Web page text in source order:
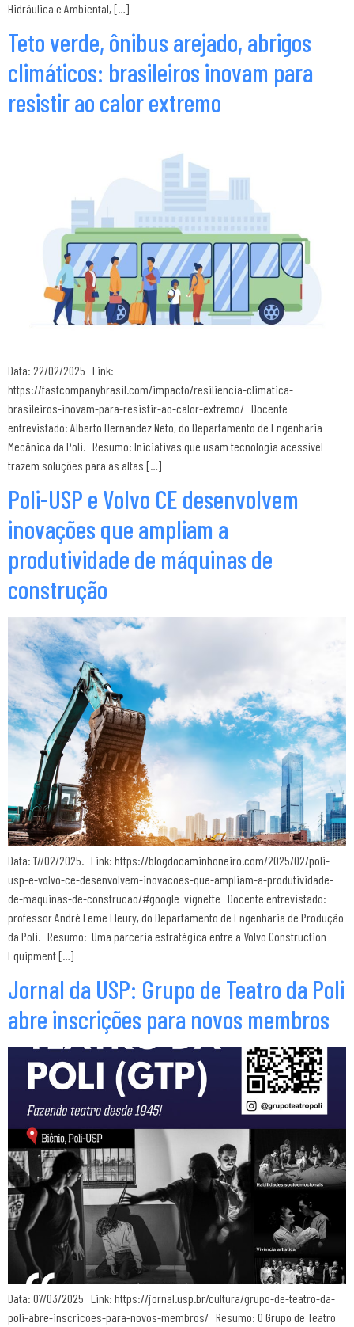
Hidráulica e Ambiental, […]
Teto verde, ônibus arejado, abrigos
climáticos: brasileiros inovam para
resistir ao calor extremo
Data: 22/02/2025 Link:
https://fastcompanybrasil.com/impacto/resiliencia-climatica-
brasileiros-inovam-para-resistir-ao-calor-extremo/ Docente
entrevistado: Alberto Hernandez Neto, do Departamento de Engenharia
Mecânica da Poli. Resumo: Iniciativas que usam tecnologia acessível
trazem soluções para as altas […]
Poli-USP e Volvo CE desenvolvem
inovações que ampliam a
produtividade de máquinas de
construção
Data: 17/02/2025. Link: https://blogdocaminhoneiro.com/2025/02/poli-
usp-e-volvo-ce-desenvolvem-inovacoes-que-ampliam-a-produtividade-
de-maquinas-de-construcao/#google_vignette Docente entrevistado:
professor André Leme Fleury, do Departamento de Engenharia de Produção
da Poli. Resumo: Uma parceria estratégica entre a Volvo Construction
Equipment […]
Jornal da USP: Grupo de Teatro da Poli
abre inscrições para novos membros
Data: 07/03/2025 Link: https://jornal.usp.br/cultura/grupo-de-teatro-da-
poli-abre-inscricoes-para-novos-membros/ Resumo: O Grupo de Teatro